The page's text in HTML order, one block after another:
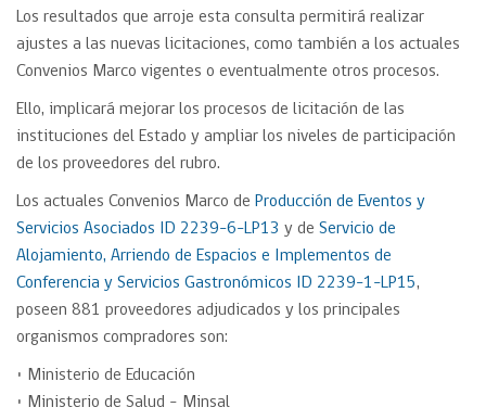
Los resultados que arroje esta consulta permitirá realizar
ajustes a las nuevas licitaciones, como también a los actuales
Convenios Marco vigentes o eventualmente otros procesos.
Ello, implicará mejorar los procesos de licitación de las
instituciones del Estado y ampliar los niveles de participación
de los proveedores del rubro.
Los actuales Convenios Marco de Producción de Eventos y
Servicios Asociados ID 2239-6-LP13 y de Servicio de
Alojamiento, Arriendo de Espacios e Implementos de
Conferencia y Servicios Gastronómicos ID 2239-1-LP15,
poseen 881 proveedores adjudicados y los principales
organismos compradores son:
• Ministerio de Educación
• Ministerio de Salud – Minsal